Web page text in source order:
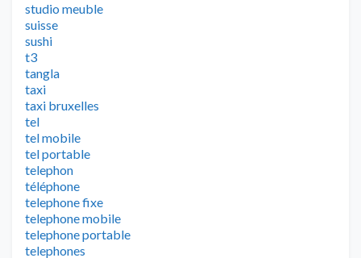
studio meuble
suisse
sushi
t3
tangla
taxi
taxi bruxelles
tel
tel mobile
tel portable
telephon
téléphone
telephone fixe
telephone mobile
telephone portable
telephones